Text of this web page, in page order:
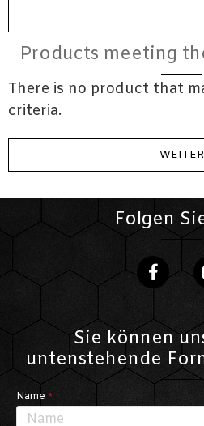
Products meeting
There is no product that
criteria.
WEITER
Folgen
Sie können
untenstehende
Name